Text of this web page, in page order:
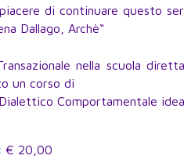
di continuare questo
Dallago, Archè“
nella scuola
un corso di
Comportamentale
€ 20,00